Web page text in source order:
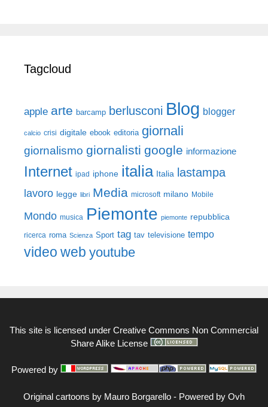
Tagcloud
apple arte barcamp berlusconi Blog blogger
calcio crisi digitale ebook editoria giornali
giornalismo giornalisti google informazione
Internet ipad iphone italia Italia lastampa
lavoro legge libri Media microsoft milano Mobile
Mondo musica Piemonte piemonte repubblica
ricerca roma Scienza Sport tag tav televisione tempo
video web youtube
This site is licensed under Creative Commons Non Commercial
Share Alike License
Powered by
Original cartoons by Mauro Borgarello - Powered by Ovh